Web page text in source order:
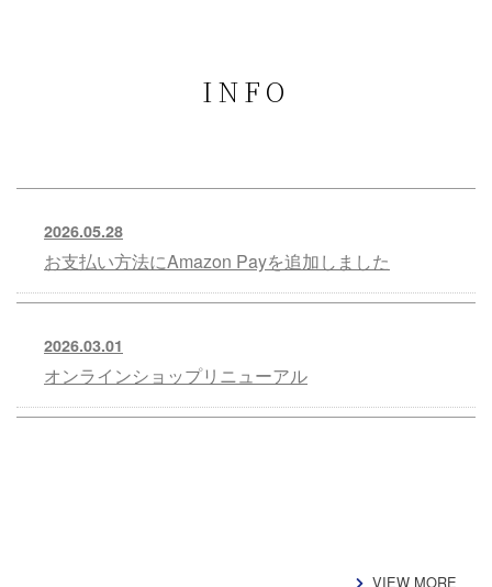
INFO
2026.05.28
お支払い方法にAmazon Payを追加しました
2026.03.01
オンラインショップリニューアル
VIEW MORE